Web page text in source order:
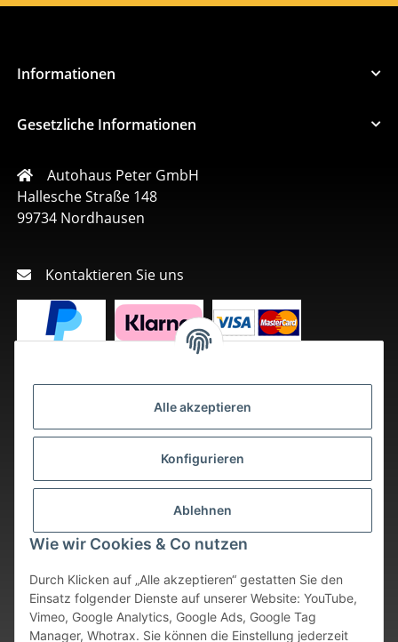
Alle akzeptieren
Konfigurieren
Ablehnen
Wie wir Cookies & Co nutzen
Durch Klicken auf „Alle akzeptieren“ gestatten Sie den
Einsatz folgender Dienste auf unserer Website: YouTube,
Vimeo, Google Analytics, Google Ads, Google Tag
Manager, Whotrax. Sie können die Einstellung jederzeit
Informationen
Gesetzliche Informationen
Autohaus Peter GmbH
Hallesche Straße 148
99734 Nordhausen
Kontaktieren Sie uns
Vertrag widerrufen